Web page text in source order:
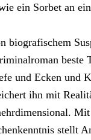
ein Sorbet an
biografischem
beste
und Ecken und
ihn mit
stellt